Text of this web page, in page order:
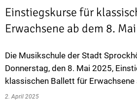
Einstiegskurse für
Erwachsene ab dem 8. Mai
Die Musikschule der Stadt
Donnerstag, den 8. Mai 2025,
klassischen Ballett für Erwachsene
2. April 2025